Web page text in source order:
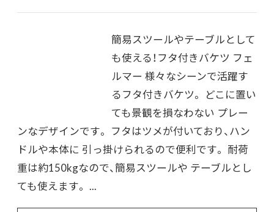
簡易スツールやテーブルとして
も使える！フタ付きバケツ フェ
ルマー 様々なシーンで活躍す
るフタ付きバケツ。 どこに置い
ても景観を損なわない プレー
ンなデザインです。 フタはツメが付いており、ハン
ドルや本体に 引っ掛けられるので便利です。 耐荷
重は約150kgなので、簡易スツールや テーブルとし
ても使えます。 ...